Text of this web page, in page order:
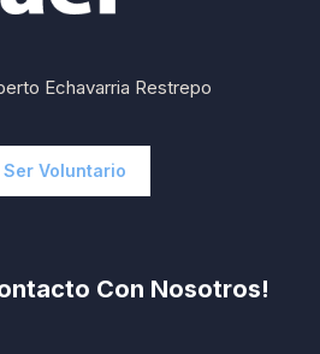
Echavarria Restrepo
Ser Voluntario
Con Nosotros!